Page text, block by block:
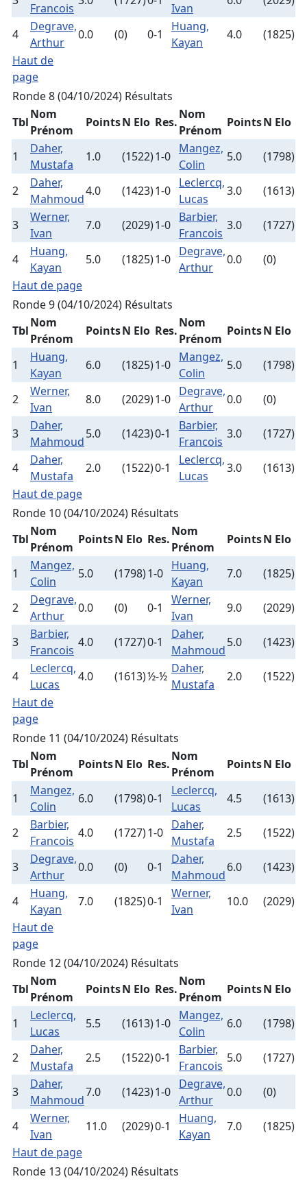
Francois Ivan
4
Degrave,
Arthur
0.0 (0) 0-1
Huang,
Kayan
4.0
(1825)
Haut de
page
Ronde 8 (04/10/2024) Résultats
Tbl
Nom
Prénom
PointsN Elo Res.
Nom
Prénom
PointsN Elo
1
Daher,
Mustafa
1.0 (1522)1-0
Mangez,
Colin
5.0 (1798)
2
Daher,
Mahmoud
4.0 (1423)1-0
Leclercq,
Lucas
3.0 (1613)
3
Werner,
Ivan
7.0 (2029)1-0
Barbier,
Francois
3.0 (1727)
4
Huang,
Kayan
5.0 (1825)1-0
Degrave,
Arthur
0.0
(0)
Haut de page
Ronde 9 (04/10/2024) Résultats
Tbl
Nom
Prénom
PointsN Elo Res.
Nom
Prénom
PointsN Elo
1
Huang,
Kayan
6.0 (1825)1-0
Mangez,
Colin
5.0 (1798)
2
Werner,
Ivan
8.0 (2029)1-0
Degrave,
Arthur
0.0 (0)
3
Daher,
Mahmoud
5.0 (1423)0-1
Barbier,
Francois
3.0 (1727)
4
Daher,
Mustafa
2.0 (1522)0-1
Leclercq,
Lucas
3.0
(1613)
Haut de page
Ronde 10 (04/10/2024) Résultats
Tbl
Nom
Prénom
PointsN Elo Res.
Nom
Prénom
PointsN Elo
1
Mangez,
Colin
5.0 (1798)1-0
Huang,
Kayan
7.0 (1825)
2
Degrave,
Arthur
0.0 (0) 0-1
Werner,
Ivan
9.0 (2029)
3
Barbier,
Francois
4.0 (1727)0-1
Daher,
Mahmoud
5.0 (1423)
4
Leclercq,
Lucas
4.0 (1613)½-½
Daher,
Mustafa
2.0
(1522)
Haut de
page
Ronde 11 (04/10/2024) Résultats
Tbl
Nom
Prénom
PointsN Elo Res.
Nom
Prénom
PointsN Elo
1
Mangez,
Colin
6.0 (1798)0-1
Leclercq,
Lucas
4.5 (1613)
2
Barbier,
Francois
4.0 (1727)1-0
Daher,
Mustafa
2.5 (1522)
3
Degrave,
Arthur
0.0 (0) 0-1
Daher,
Mahmoud
6.0 (1423)
4
Huang,
Kayan
7.0 (1825)0-1
Werner,
Ivan
10.0
(2029)
Haut de
page
Ronde 12 (04/10/2024) Résultats
Tbl
Nom
Prénom
PointsN Elo Res.
Nom
Prénom
PointsN Elo
1
Leclercq,
Lucas
5.5 (1613)1-0
Mangez,
Colin
6.0 (1798)
2
Daher,
Mustafa
2.5 (1522)0-1
Barbier,
Francois
5.0 (1727)
3
Daher,
Mahmoud
7.0 (1423)1-0
Degrave,
Arthur
0.0 (0)
4
Werner,
Ivan
11.0 (2029)0-1
Huang,
Kayan
7.0
(1825)
Haut de page
Ronde 13 (04/10/2024) Résultats